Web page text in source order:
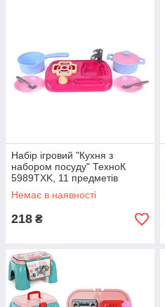
Набір ігровий "Кухня з
набором посуду" ТехноК
5989TXK, 11 предметів
Немає в наявності
218 ₴